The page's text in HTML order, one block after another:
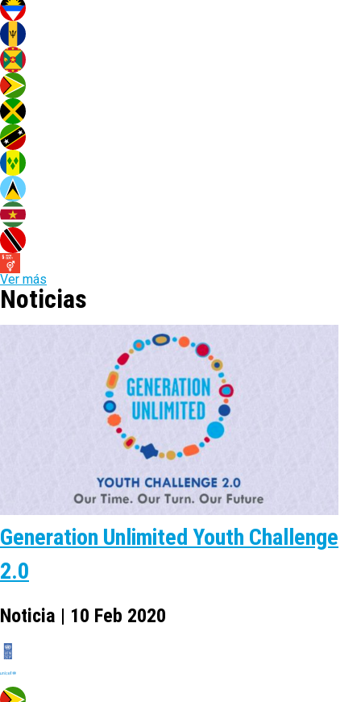
Ver más
Noticias
Generation Unlimited Youth Challenge
2.0
Noticia | 10 Feb 2020